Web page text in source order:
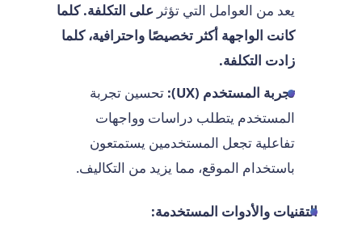
يعد من العوامل التي تؤثرعلى التكلفة. كلما
كانت الواجهة أكثر تخصيصًا واحترافية، كلما
زادت التكلفة.
تجربة المستخدم (UX):
تحسين تجربة
المستخدم يتطلب دراسات وواجهات
تفاعلية تجعل المستخدمين يستمتعون
باستخدام الموقع، مما يزيد من التكاليف.
التقنيات والأدوات المستخدمة: